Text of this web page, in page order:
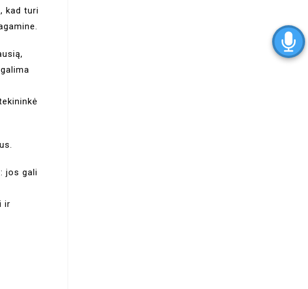
kad turi
jos gali
ir